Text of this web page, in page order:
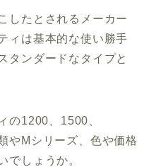
したとされるメーカー
ィは基本的な使い勝手
タンダードなタイプと
の1200、1500、
やMシリーズ、色や価格
でしょうか。